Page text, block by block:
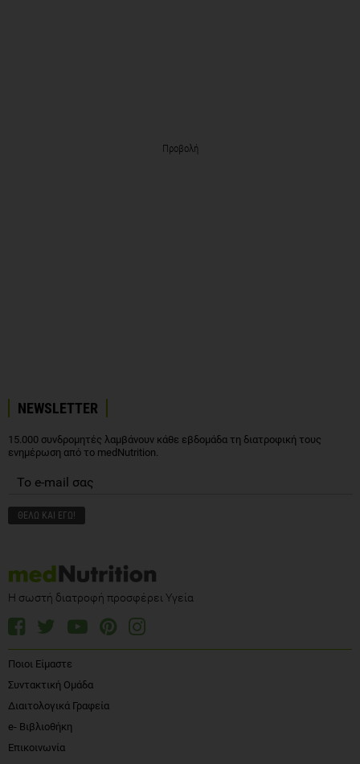
Προβολή
NEWSLETTER
15.000 συνδρομητές λαμβάνουν κάθε εβδομάδα τη διατροφική τους
ενημέρωση από το medNutrition.
Η σωστή διατροφή προσφέρει Υγεία
Ποιοι Είμαστε
Συντακτική Ομάδα
Διαιτολογικά Γραφεία
e- Βιβλιοθήκη
Επικοινωνία